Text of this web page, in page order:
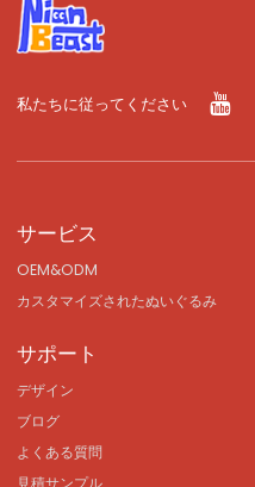
私たちに従ってください
サービス
OEM&ODM
カスタマイズされたぬいぐるみ
サポート
デザイン
ブログ
よくある質問